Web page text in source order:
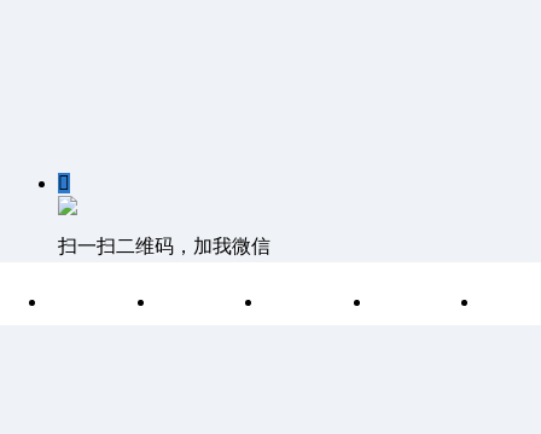

扫一扫二维码，加我微信